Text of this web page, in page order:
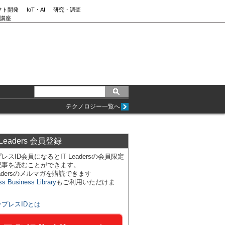
ト開発 IoT・AI
研究・調査
座
テクノロジー一覧へ
会員登録
スID会員になるとIT Leadersの会員限定
を読むことができます。
のメルマガを購読できます
Business Libraryもご利用いただけま
プレスIDとは